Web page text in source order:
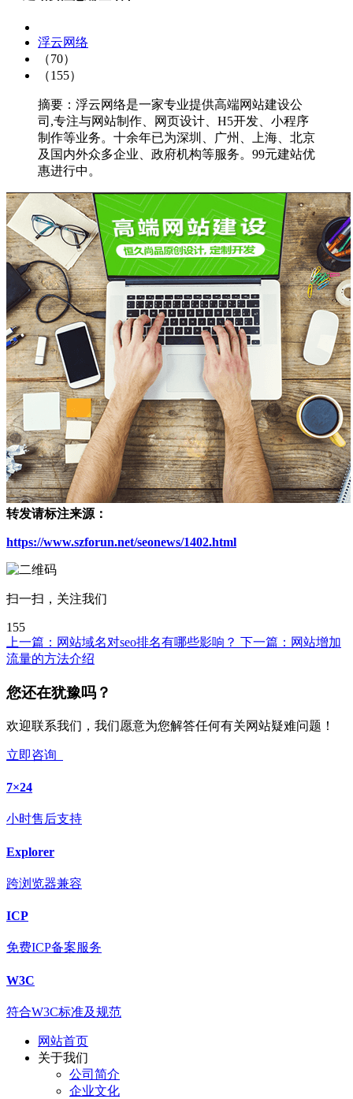
浮云网络
（70）
（155）
摘要：浮云网络是一家专业提供高端网站建设公
司,专注与网站制作、网页设计、H5开发、小程序
制作等业务。十余年已为深圳、广州、上海、北京
及国内外众多企业、政府机构等服务。99元建站优
惠进行中。
转发请标注来源：
https://www.szforun.net/seonews/1402.html
扫一扫，关注我们
155
上一篇： 网站域名对seo排名有哪些影响？ 下一篇： 网站增加
流量的方法介绍
您还在犹豫吗？
欢迎联系我们，我们愿意为您解答任何有关网站疑难问题！
立即咨询
7×24
小时售后支持
Explorer
跨浏览器兼容
ICP
免费ICP备案服务
W3C
符合W3C标准及规范
网站首页
关于我们
公司简介
企业文化